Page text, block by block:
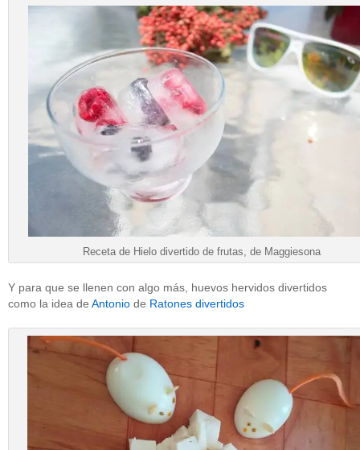
Receta de Hielo divertido de frutas, de Maggiesona
Y para que se llenen con algo más, huevos hervidos divertidos
como la idea de Antonio de Ratones divertidos